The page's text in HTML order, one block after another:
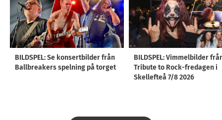
BILDSPEL: Se konsertbilder från
Ballbreakers spelning på torget
BILDSPEL: Vimmelbilder
Tribute to Rock-fredagen i
Skellefteå 7/8 2026